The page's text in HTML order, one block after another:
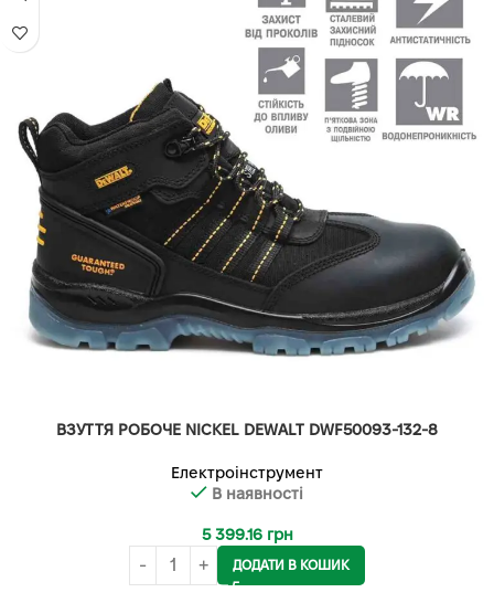
ВЗУТТЯ РОБОЧЕ NICKEL DEWALT DWF50093-132-8
Електроінструмент
В наявності
5 399.16 грн
ДОДАТИ В КОШИК